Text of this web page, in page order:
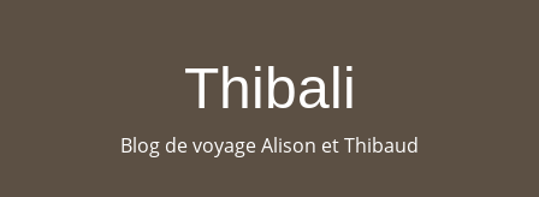
Thibali
Blog de voyage Alison et Thibaud